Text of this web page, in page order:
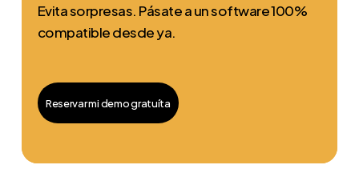
Evita sorpresas. Pásate a un software 100%
compatible desde ya.
Reservar mi demo gratuíta